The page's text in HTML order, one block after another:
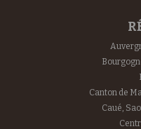
Canton de
Caué,